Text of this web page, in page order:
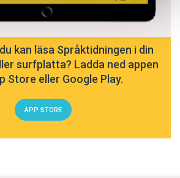
kan läsa Språktidningen i din
surfplatta? Ladda ned appen
Store eller Google Play.
APP STORE